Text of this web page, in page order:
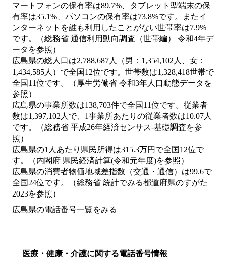
マートフォンの保有率は89.7%、タブレット型端末の保
有率は35.1%、パソコンの保有率は73.8%です。またイ
ンターネットを誰も利用したことがない世帯率は7.9%
です。（総務省 通信利用動向調査（世帯編） 令和4年デ
ータを参照）
広島県の総人口は2,788,687人（男：1,354,102人、女：
1,434,585人）で全国12位です。世帯数は1,328,418世帯で
全国11位です。（厚生労働省 令和3年人口動態データを
参照）
広島県の事業所数は138,703件で全国11位です。従業者
数は1,397,102人で、1事業所あたりの従業者数は10.07人
です。（総務省 平成26年経済センサス‐基礎調査を参
照）
広島県の1人あたり県民所得は315.3万円で全国12位で
す。（内閣府 県民経済計算(令和元年度)を参照）
広島県の消費者物価地域差指数（交通・通信）は99.6で
全国24位です。（総務省 統計でみる都道府県のすがた
2023を参照）
広島県の電話番号一覧をみる
医療・健康・介護に関する電話番号情報